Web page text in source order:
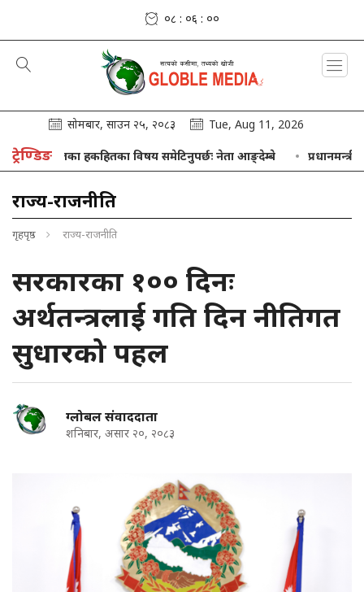
०८ : ०६ : ०१
सोमबार, साउन २५, २०८३ Tue, Aug 11, 2026
ट्रेण्डिङहकहितका विषय समेटिनुपर्छः नेता आङ्देम्बे प्रधानमन्त्री शाहसँग
राज्य-राजनीति
गृहपृष्ठ राज्य-राजनीति
सरकारका १०० दिनः
अर्थतन्त्रलाई गति दिन नीतिगत
सुधारको पहल
ग्लोबल संवाददाता
शनिबार, असार २०, २०८३